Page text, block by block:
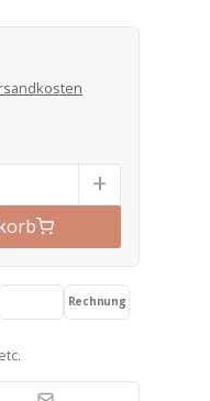
+
Rechnung
etc.